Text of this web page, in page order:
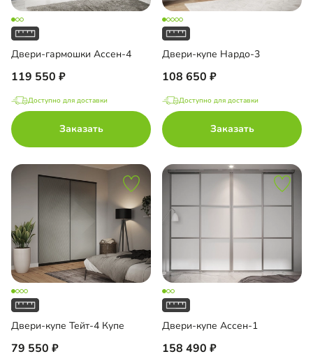
Двери-гармошки Ассен-4
119 550
Доступно для доставки
Заказать
Двери-купе Нардо-3
108 650
Доступно для доставки
Заказать
Двери-купе Тейт-4 Купе
79 550
Двери-купе Ассен-1
158 490